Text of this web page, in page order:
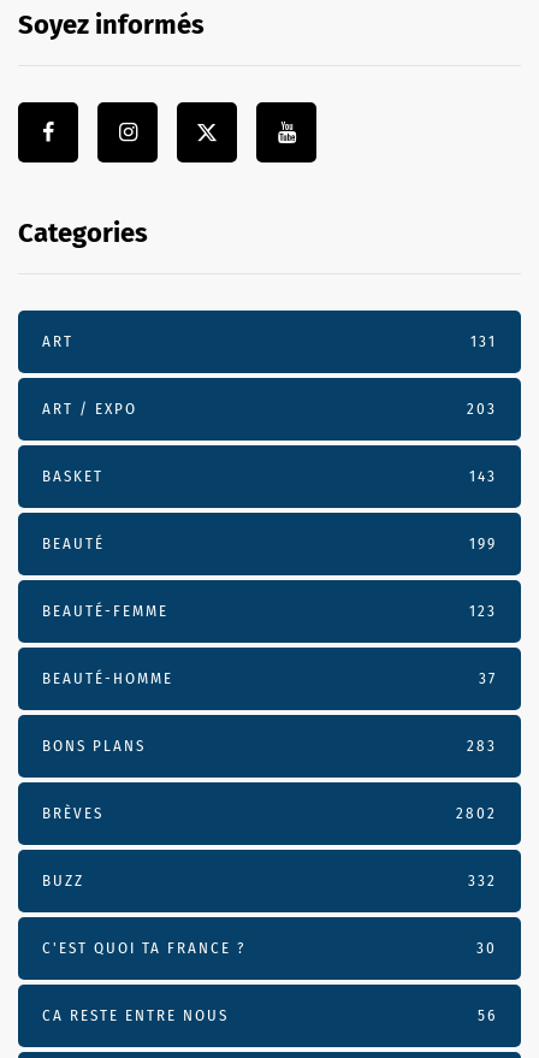
Soyez informés
Categories
ART 131
ART / EXPO 203
BASKET 143
BEAUTÉ 199
BEAUTÉ-FEMME 123
BEAUTÉ-HOMME 37
BONS PLANS 283
BRÈVES 2802
BUZZ 332
C'EST QUOI TA FRANCE ? 30
CA RESTE ENTRE NOUS 56